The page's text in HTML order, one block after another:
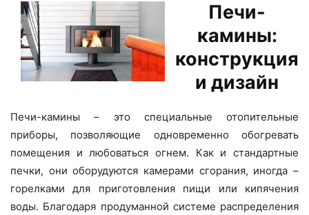
Печи-
камины:
конструкция
и дизайн
Печи-камины – это специальные отопительные
приборы, позволяющие одновременно обогревать
помещения и любоваться огнем. Как и стандартные
печки, они оборудуются камерами сгорания, иногда –
горелками для приготовления пищи или кипячения
воды. Благодаря продуманной системе распределения